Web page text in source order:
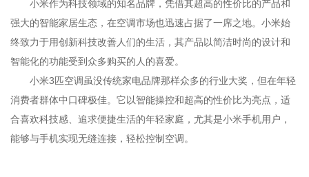
小米作为科技领域的知名品牌，凭借其超高的性价比的产品和
强大的智能家居生态，在空调市场也迅速占据了一席之地。小米始
终致力于用创新科技改善人们的生活，其产品以简洁时尚的设计和
智能化的功能受到众多购买的人的喜爱。
小米3匹空调虽没传统家电品牌那样众多的行业大奖，但在年轻
消费者群体中口碑极佳。它以智能操控和超高的性价比为亮点，适
合喜欢科技感、追求便捷生活的年轻家庭，尤其是小米手机用户，
能够与手机实现无缝连接，轻松控制空调。